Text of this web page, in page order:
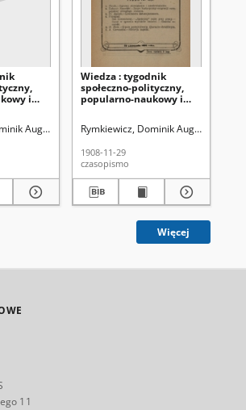
i
August (1854-1934). Red.
Wiedza : tygodnik
społeczno-polityczny,
popularno-naukowy i
Rymkiewicz, Dominik August (1854-
1908-11-29
czasopismo
Więcej
11